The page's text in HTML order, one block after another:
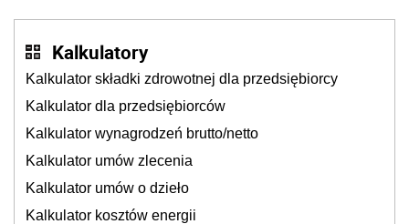
Kalkulatory
Kalkulator składki zdrowotnej dla przedsiębiorcy
Kalkulator dla przedsiębiorców
Kalkulator wynagrodzeń brutto/netto
Kalkulator umów zlecenia
Kalkulator umów o dzieło
Kalkulator kosztów energii